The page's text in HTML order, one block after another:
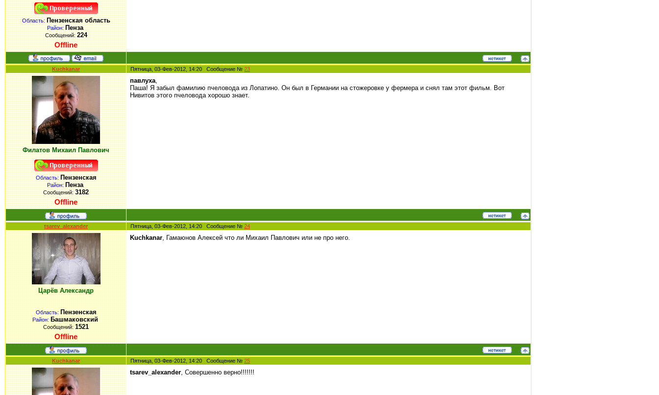
Область:Пензенская область
Район: Пенза
Сообщений:224
Offline
Kuchkanar Пятница, 03-Фев-2012, 14:20 Сообщение №23
Филатов Михаил Павлович
Область:Пензенская
Район: Пенза
Сообщений:3182
Offline
павлуха,
Паша! Я забыл фамилию пчеловода из Лопатино. Он был в Германии на стожеровке у фермера и снял там этот фильм. Вот
Нивитов этого пчеловода хорошо знает.
tsarev_alexander Пятница, 03-Фев-2012, 14:20 Сообщение №24
Царёв Александр
Область:Пензенская
Район: Башмаковский
Сообщений:1521
Offline
Kuchkanar, Гамаюнов Алексей что ли Михаил Павлович или не про него.
Kuchkanar Пятница, 03-Фев-2012, 14:20 Сообщение №25
tsarev_alexander, Совершенно верно!!!!!!!